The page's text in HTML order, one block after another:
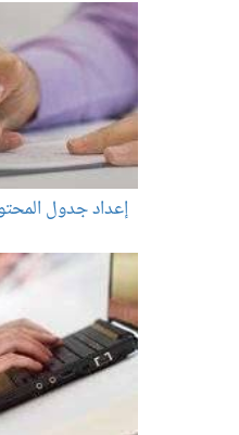
إعداد جدول